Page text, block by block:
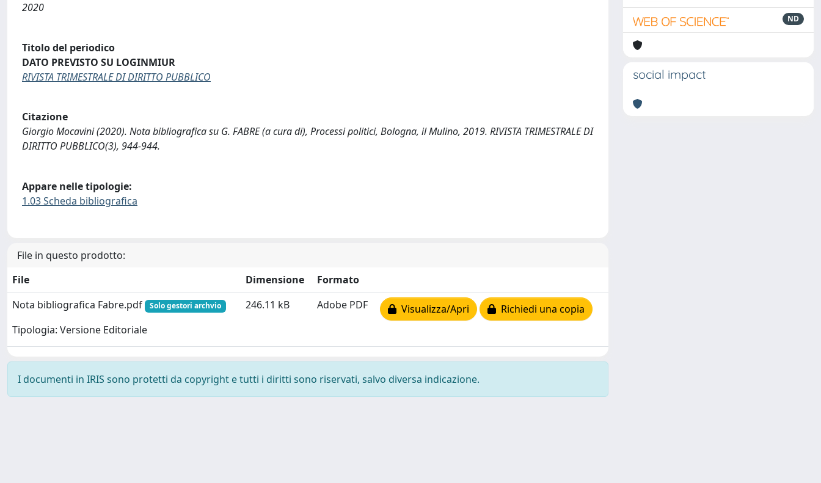
2020
Titolo del periodico
DATO PREVISTO SU LOGINMIUR
RIVISTA TRIMESTRALE DI DIRITTO PUBBLICO
Citazione
Giorgio Mocavini (2020). Nota bibliografica su G. FABRE (a cura di), Processi politici, Bologna, il Mulino, 2019. RIVISTA TRIMESTRALE DI
DIRITTO PUBBLICO(3), 944-944.
Appare nelle tipologie:
1.03 Scheda bibliografica
File in questo prodotto:
File
Dimensione
Formato
Nota bibliografica Fabre.pdf
Solo gestori archvio
Tipologia: Versione Editoriale
246.11 kB Adobe PDF Visualizza/Apri Richiedi una copia
I documenti in IRIS sono protetti da copyright e tutti i diritti sono riservati, salvo diversa indicazione.
ND
social impact